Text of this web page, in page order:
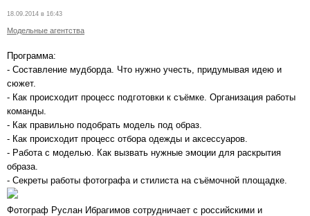
18.09.2014 в 16:43
Модельные агентства
Программа:
- Составление мудборда. Что нужно учесть, придумывая идею и
сюжет.
- Как происходит процесс подготовки к съёмке. Организация работы
команды.
- Как правильно подобрать модель под образ.
- Как происходит процесс отбора одежды и аксессуаров.
- Работа с моделью. Как вызвать нужные эмоции для раскрытия
образа.
- Секреты работы фотографа и стилиста на съёмочной площадке.
Фотограф Руслан Ибрагимов сотрудничает с российскими и